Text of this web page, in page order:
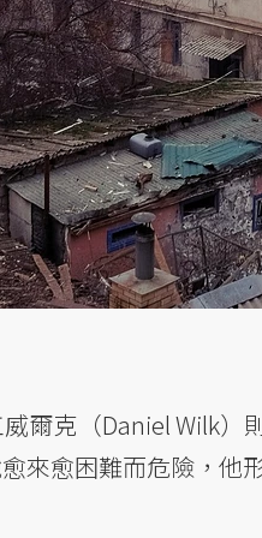
爾克（Daniel Wilk
來愈困難而危險，他